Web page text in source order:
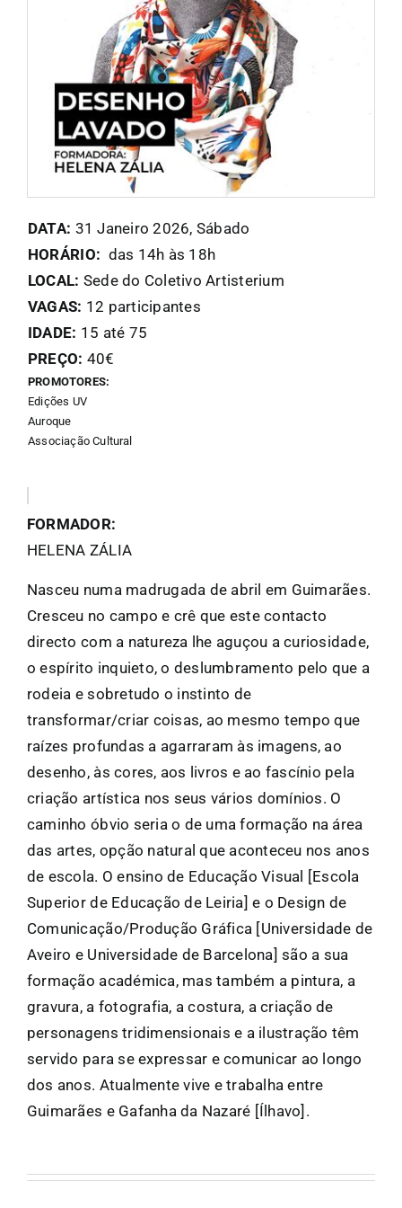
FANZINETECA.PT
DATA: 31 Janeiro 2026, Sábado
HORÁRIO: das 14h às 18h
LOCAL: Sede do Coletivo Artisterium
VAGAS: 12 participantes
IDADE: 15 até 75
PREÇO: 40€
PROMOTORES:
Edições UV
Auroque
Associação Cultural
FORMADOR:
HELENA ZÁLIA
Nasceu numa madrugada de abril em Guimarães.
Cresceu no campo e crê que este contacto
directo com a natureza lhe aguçou a curiosidade,
o espírito inquieto, o deslumbramento pelo que a
rodeia e sobretudo o instinto de
transformar/criar coisas, ao mesmo tempo que
raízes profundas a agarraram às imagens, ao
desenho, às cores, aos livros e ao fascínio pela
criação artística nos seus vários domínios. O
caminho óbvio seria o de uma formação na área
das artes, opção natural que aconteceu nos anos
de escola. O ensino de Educação Visual [Escola
Superior de Educação de Leiria] e o Design de
Comunicação/Produção Gráfica [Universidade de
Aveiro e Universidade de Barcelona] são a sua
formação académica, mas também a pintura, a
gravura, a fotografia, a costura, a criação de
personagens tridimensionais e a ilustração têm
servido para se expressar e comunicar ao longo
dos anos. Atualmente vive e trabalha entre
Guimarães e Gafanha da Nazaré [Ílhavo].